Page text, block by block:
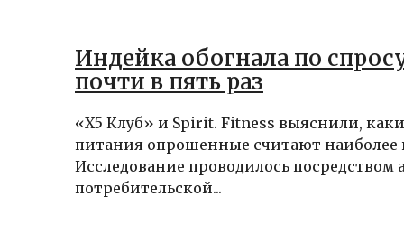
Индейка обогнала по
почти в пять раз
«‎Х5 Клуб» и Spirit. Fitness выяснили,
питания опрошенные считают наиболее
Исследование проводилось посредством
потребительской...